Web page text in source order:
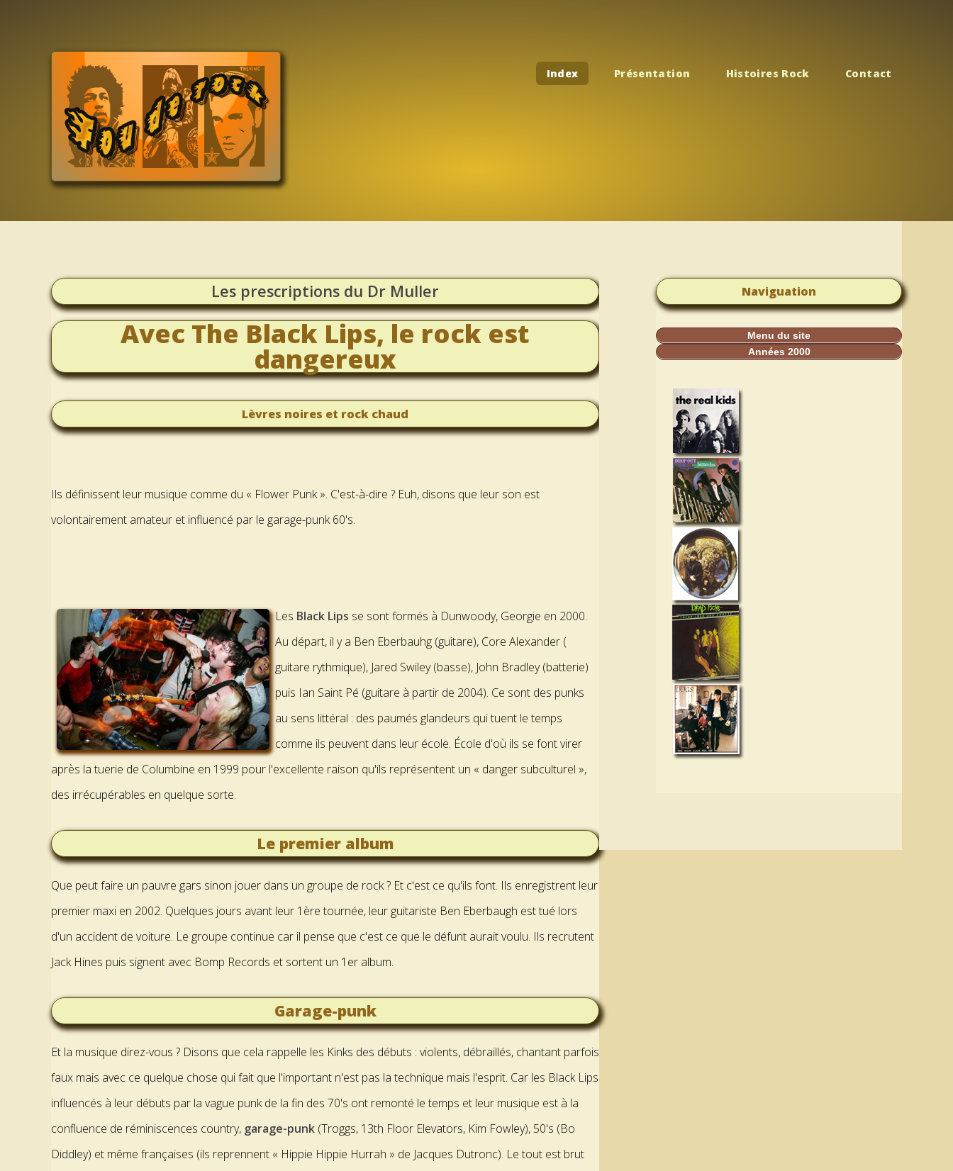
Index Présentation Histoires Rock Contact
Les prescriptions du Dr Muller
Avec The Black Lips, le rock est
dangereux
Lèvres noires et rock chaud
Ils définissent leur musique comme du « Flower Punk ». C'est-à-dire ? Euh, disons que leur son est
volontairement amateur et influencé par le garage-punk 60's.
Les Black Lips se sont formés à Dunwoody, Georgie en 2000.
Au départ, il y a Ben Eberbauhg (guitare), Core Alexander (
guitare rythmique), Jared Swiley (basse), John Bradley (batterie)
puis Ian Saint Pé (guitare à partir de 2004). Ce sont des punks
au sens littéral : des paumés glandeurs qui tuent le temps
comme ils peuvent dans leur école. École d'où ils se font virer
après la tuerie de Columbine en 1999 pour l'excellente raison qu'ils représentent un « danger subculturel »,
des irrécupérables en quelque sorte.
Le premier album
Que peut faire un pauvre gars sinon jouer dans un groupe de rock ? Et c'est ce qu'ils font. Ils enregistrent leur
premier maxi en 2002. Quelques jours avant leur 1ère tournée, leur guitariste Ben Eberbaugh est tué lors
d'un accident de voiture. Le groupe continue car il pense que c'est ce que le défunt aurait voulu. Ils recrutent
Jack Hines puis signent avec Bomp Records et sortent un 1er album.
Garage-punk
Et la musique direz-vous ? Disons que cela rappelle les Kinks des débuts : violents, débraillés, chantant parfois
faux mais avec ce quelque chose qui fait que l'important n'est pas la technique mais l'esprit. Car les Black Lips
influencés à leur débuts par la vague punk de la fin des 70's ont remonté le temps et leur musique est à la
confluence de réminiscences country, garage-punk (Troggs, 13th Floor Elevators, Kim Fowley), 50's (Bo
Diddley) et même françaises (ils reprennent « Hippie Hippie Hurrah » de Jacques Dutronc). Le tout est brut
Naviguation
Menu du site
Années 2000